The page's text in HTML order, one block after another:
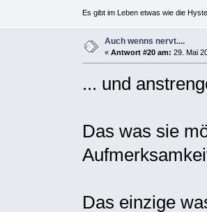
Es gibt im Leben etwas wie die
Auch wenns nervt....
« Antwort #20 am: 29. Mai
... und
Das was sie
Das einzige